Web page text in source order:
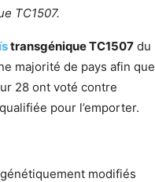
TC1507.
transgénique TC1507 du
majorité de pays afin que
28 ont voté contre
pour l’emporter.
modifiés